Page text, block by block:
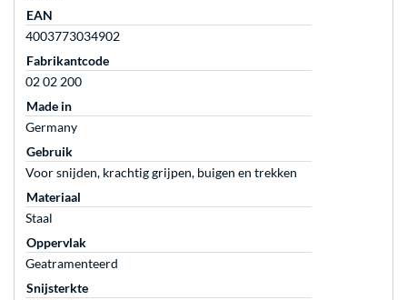
EAN
4003773034902
Fabrikantcode
02 02 200
Made in
Germany
Gebruik
Voor snijden, krachtig grijpen, buigen en trekken
Materiaal
Staal
Oppervlak
Geatramenteerd
Snijsterkte